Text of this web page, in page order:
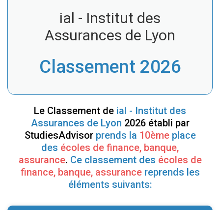
ial - Institut des
Assurances de Lyon
Classement 2026
Le Classement de ial - Institut des
Assurances de Lyon 2026 établi par
StudiesAdvisor prends la 10èmeplace
des écoles de finance, banque,
assurance. Ce classement des écoles de
finance, banque, assurance reprends les
éléments suivants: